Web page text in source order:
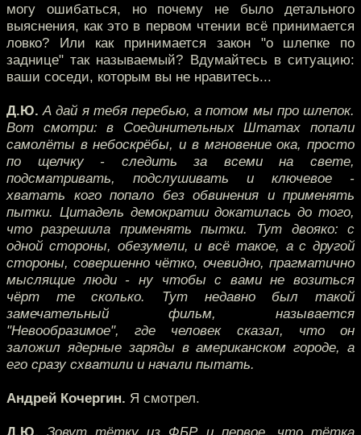
могу ошибаться, но почему не было детального
выяснения, как это в первом чтении всё принимается
ловко? Или как принимается закон "о шлепке по
заднице" так называемый? Вдумайтесь в ситуацию:
ваши соседи, которым вы не нравитесь...
Д.Ю. А дай я тебя перебью, а потом мы про шлепок.
Вот смотри: в Соединительных Штатах попали
самолёты в небоскрёбы, и в мгновение ока, просто
по щелчку - следить за всеми на свете,
подсматривать, подслушивать и ключевое -
хватать кого попало без обвинения и применять
пытки. Цитадель демократии докатилась до того,
что разрешила применять пытки. Тут двояко: с
одной стороны, обезумели, и всё такое, а с другой
стороны, совершенно чётко, очевидно, прагматично
мыслящие люди - ну чтобы с вами не возиться
чёрт те сколько. Тут недавно был такой
замечательный фильм, называется
"Невообразимое", где человек сказал, что он
заложил ядерные заряды в американском городе, а
его сразу схватили и начали пытать.
Андрей Кочергин. Я смотрел.